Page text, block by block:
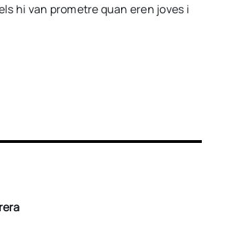
hi van prometre quan eren joves i